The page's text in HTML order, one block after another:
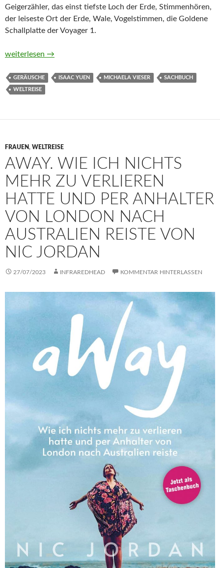
Geigerzähler, das einst tiefste Loch der Erde, Stimmenhören,
der leiseste Ort der Erde, Wale, Vogelstimmen, die Goldene
Schallplatte der Voyager 1.
Atlas der ungewöhnlichen Klänge. Eine Reise zu den
weiterlesen →
GERÄUSCHE ISAAC YUEN MICHAELA VIESER SACHBUCH
WELTREISE
FRAUEN, WELTREISE
AWAY. WIE ICH NICHTS
MEHR ZU VERLIEREN
HATTE UND PER ANHALTER
VON LONDON NACH
AUSTRALIEN REISTE VON
NIC JORDAN
27/07/2023 INFRAREDHEAD KOMMENTAR HINTERLASSEN